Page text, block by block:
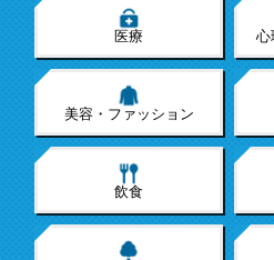
医療 心
美容・ファッション
飲食